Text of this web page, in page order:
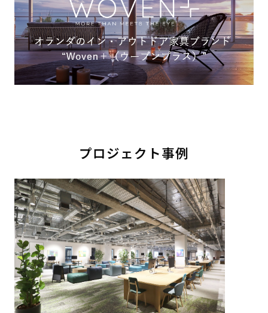
プロジェクト事例